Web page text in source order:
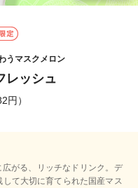
うマスクメロン
レッシュ
円）
がる、リッチなドリンク。デ
て大切に育てられた国産マス